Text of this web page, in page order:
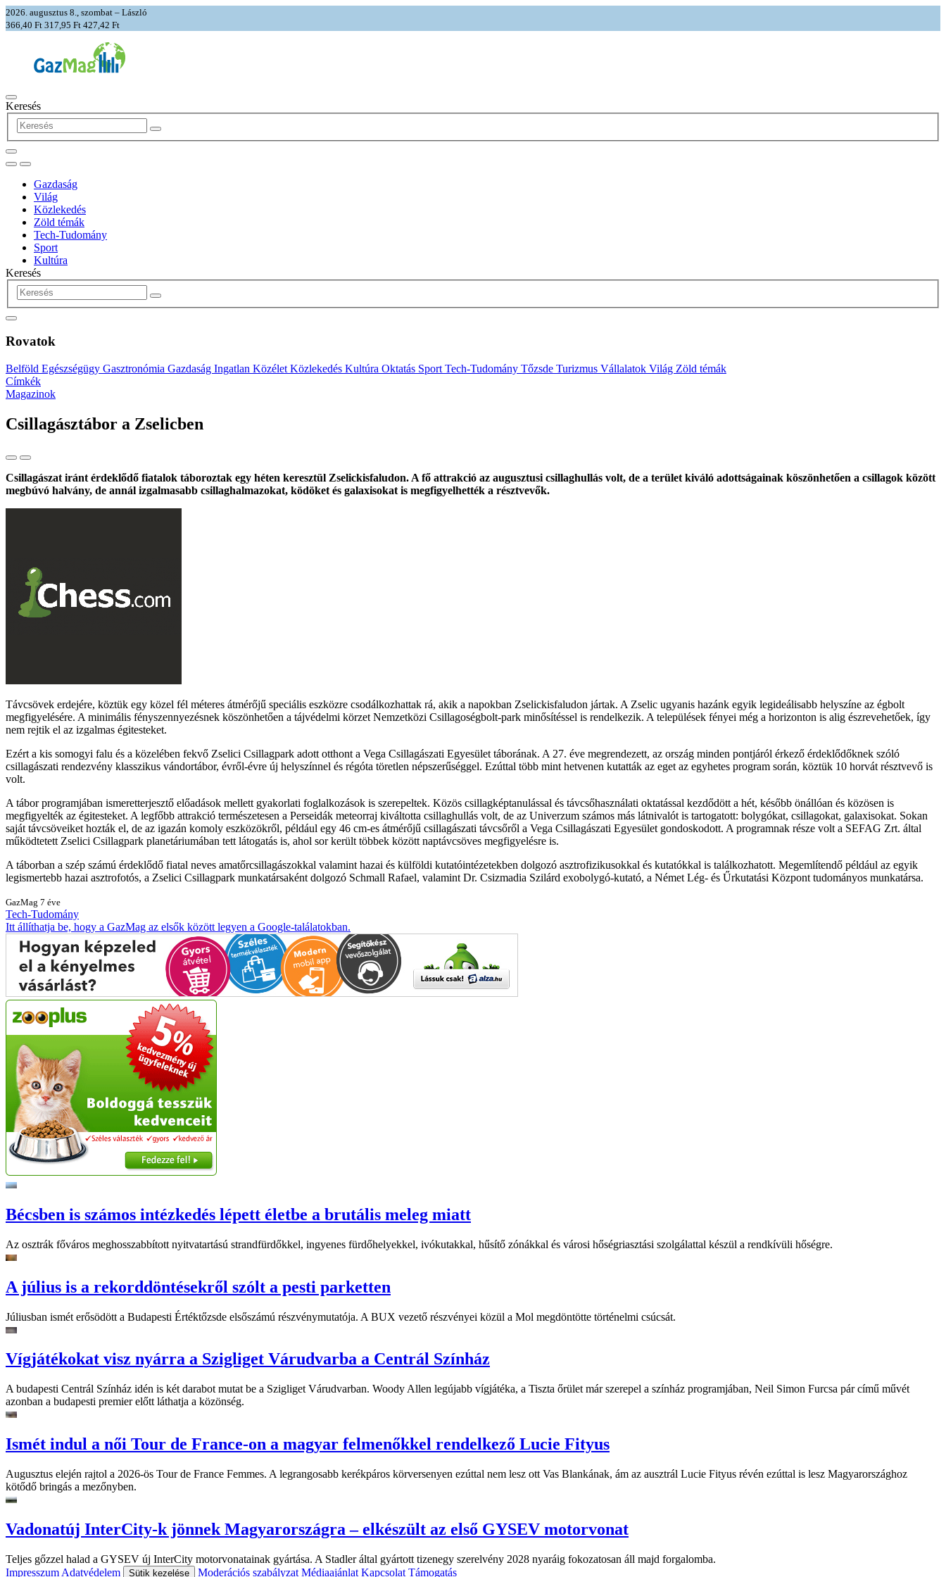
2026. augusztus 8., szombat – László
366,40 Ft 317,95 Ft 427,42 Ft
Keresés
Gazdaság
Világ
Közlekedés
Zöld témák
Tech-Tudomány
Sport
Kultúra
Keresés
Rovatok
Belföld Egészségügy Gasztronómia Gazdaság Ingatlan Közélet Közlekedés Kultúra Oktatás Sport Tech-Tudomány Tőzsde Turizmus Vállalatok Világ Zöld témák
Címkék
Magazinok
Csillagásztábor a Zselicben
Csillagászat iránt érdeklődő fiatalok táboroztak egy héten keresztül Zselickisfaludon. A fő attrakció az augusztusi csillaghullás volt, de a terület kiváló adottságainak köszönhetően a csillagok között
megbúvó halvány, de annál izgalmasabb csillaghalmazokat, ködöket és galaxisokat is megfigyelhették a résztvevők.
Távcsövek erdejére, köztük egy közel fél méteres átmérőjű speciális eszközre csodálkozhattak rá, akik a napokban Zselickisfaludon jártak. A Zselic ugyanis hazánk egyik legideálisabb helyszíne az égbolt
megfigyelésére. A minimális fényszennyezésnek köszönhetően a tájvédelmi körzet Nemzetközi Csillagoségbolt-park minősítéssel is rendelkezik. A települések fényei még a horizonton is alig észrevehetőek, így
nem rejtik el az izgalmas égitesteket.
Ezért a kis somogyi falu és a közelében fekvő Zselici Csillagpark adott otthont a Vega Csillagászati Egyesület táborának. A 27. éve megrendezett, az ország minden pontjáról érkező érdeklődőknek szóló
csillagászati rendezvény klasszikus vándortábor, évről-évre új helyszínnel és régóta töretlen népszerűséggel. Ezúttal több mint hetvenen kutatták az eget az egyhetes program során, köztük 10 horvát résztvevő is
volt.
A tábor programjában ismeretterjesztő előadások mellett gyakorlati foglalkozások is szerepeltek. Közös csillagképtanulással és távcsőhasználati oktatással kezdődött a hét, később önállóan és közösen is
megfigyelték az égitesteket. A legfőbb attrakció természetesen a Perseidák meteorraj kiváltotta csillaghullás volt, de az Univerzum számos más látnivalót is tartogatott: bolygókat, csillagokat, galaxisokat. Sokan
saját távcsöveiket hozták el, de az igazán komoly eszközökről, például egy 46 cm-es átmérőjű csillagászati távcsőről a Vega Csillagászati Egyesület gondoskodott. A programnak része volt a SEFAG Zrt. által
működtetett Zselici Csillagpark planetáriumában tett látogatás is, ahol sor került többek között naptávcsöves megfigyelésre is.
A táborban a szép számú érdeklődő fiatal neves amatőrcsillagászokkal valamint hazai és külföldi kutatóintézetekben dolgozó asztrofizikusokkal és kutatókkal is találkozhatott. Megemlítendő például az egyik
legismertebb hazai asztrofotós, a Zselici Csillagpark munkatársaként dolgozó Schmall Rafael, valamint Dr. Csizmadia Szilárd exobolygó-kutató, a Német Lég- és Űrkutatási Központ tudományos munkatársa.
GazMag 7 éve
Tech-Tudomány
Itt állíthatja be, hogy a GazMag az elsők között legyen a Google-találatokban.
Bécsben is számos intézkedés lépett életbe a brutális meleg miatt
Az osztrák főváros meghosszabbított nyitvatartású strandfürdőkkel, ingyenes fürdőhelyekkel, ivókutakkal, hűsítő zónákkal és városi hőségriasztási szolgálattal készül a rendkívüli hőségre.
A július is a rekorddöntésekről szólt a pesti parketten
Júliusban ismét erősödött a Budapesti Értéktőzsde elsőszámú részvénymutatója. A BUX vezető részvényei közül a Mol megdöntötte történelmi csúcsát.
Vígjátékokat visz nyárra a Szigliget Várudvarba a Centrál Színház
A budapesti Centrál Színház idén is két darabot mutat be a Szigliget Várudvarban. Woody Allen legújabb vígjátéka, a Tiszta őrület már szerepel a színház programjában, Neil Simon Furcsa pár című művét
azonban a budapesti premier előtt láthatja a közönség.
Ismét indul a női Tour de France-on a magyar felmenőkkel rendelkező Lucie Fityus
Augusztus elején rajtol a 2026-ös Tour de France Femmes. A legrangosabb kerékpáros körversenyen ezúttal nem lesz ott Vas Blankának, ám az ausztrál Lucie Fityus révén ezúttal is lesz Magyarországhoz
kötődő bringás a mezőnyben.
Vadonatúj InterCity-k jönnek Magyarországra – elkészült az első GYSEV motorvonat
Teljes gőzzel halad a GYSEV új InterCity motorvonatainak gyártása. A Stadler által gyártott tizenegy szerelvény 2028 nyaráig fokozatosan áll majd forgalomba.
Impresszum Adatvédelem Sütik kezelése Moderációs szabályzat Médiaajánlat Kapcsolat Támogatás